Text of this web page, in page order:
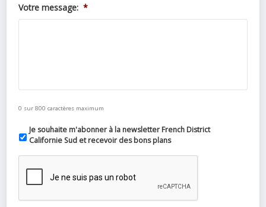
Votre message: *
0 sur 800 caractères maximum
Je souhaite m'abonner à la newsletter French District
Californie Sud et recevoir des bons plans